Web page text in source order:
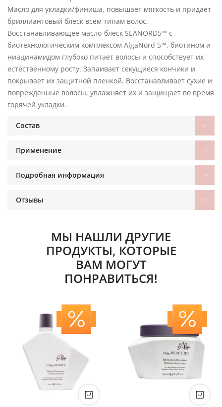
Масло для укладки/финиша, повышает мягкость и придает
бриллиантовый блеск всем типам волос.
Восстанавливающее масло-блеск SEANORD5™ с
биотехнологическим комплексом AlgaNord 5™, биотином и
ниацинамидом глубоко питает волосы и способствует их
естественному росту. Запаивает секущиеся кончики и
покрывает их защитной пленкой. Восстанавливает сухие и
поврежденные волосы, увлажняет их и защищает во время
горячей укладки.
Состав
Применение
Подробная информация
Отзывы
МЫ НАШЛИ ДРУГИЕ
ПРОДУКТЫ, КОТОРЫЕ
ВАМ МОГУТ
ПОНРАВИТЬСЯ!